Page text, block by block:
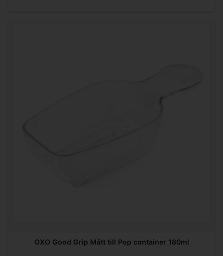
OXO Good Grip Mått till Pop container 180ml